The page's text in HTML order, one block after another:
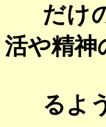
だけ
活や精神
るよ